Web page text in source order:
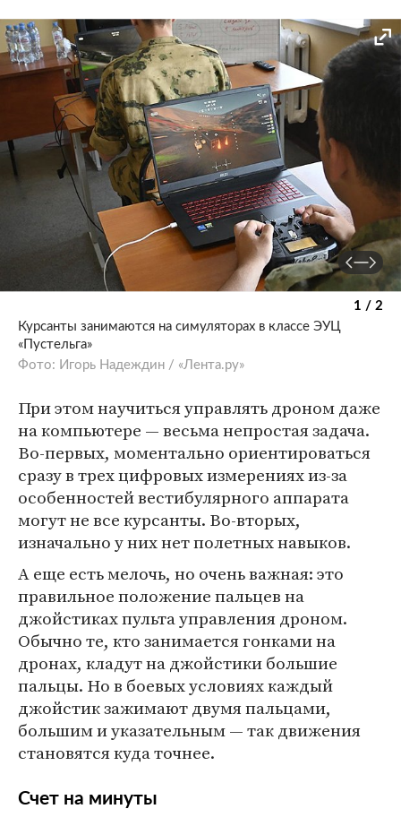
1 / 2
Курсанты занимаются на симуляторах в классе ЭУЦ
«Пустельга»
Фото: Игорь Надеждин / «Лента.ру»
При этом научиться управлять дроном даже
на компьютере — весьма непростая задача.
Во-первых, моментально ориентироваться
сразу в трех цифровых измерениях из-за
особенностей вестибулярного аппарата
могут не все курсанты. Во-вторых,
изначально у них нет полетных навыков.
А еще есть мелочь, но очень важная: это
правильное положение пальцев на
джойстиках пульта управления дроном.
Обычно те, кто занимается гонками на
дронах, кладут на джойстики большие
пальцы. Но в боевых условиях каждый
джойстик зажимают двумя пальцами,
большим и указательным — так движения
становятся куда точнее.
Счет на минуты